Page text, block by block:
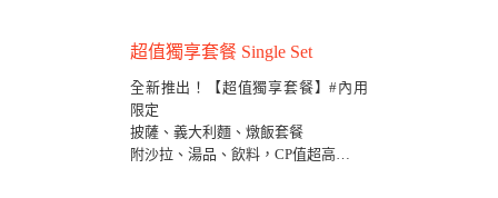
超值獨享套餐 Single Set
全新推出！【超值獨享套餐】#內用
限定
披薩、義大利麵、燉飯套餐
附沙拉、湯品、飲料，CP值超高